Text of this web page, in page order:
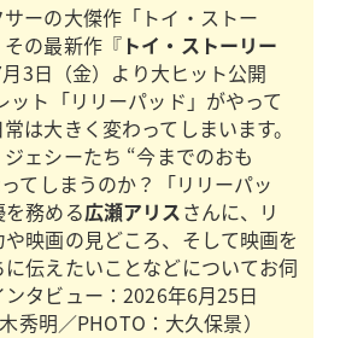
ーの大傑作「トイ・ストー
の最新作『 トイ・ストーリー
3日（金）より大ヒット公開
ット「リリーパッド」がやって
は大きく変わってしまいます。
ェシーたち “今までのおも
てしまうのか？「リリーパッ
務める広瀬アリス さんに、リ
映画の見どころ、そして映画を
伝えたいことなどについてお伺
タビュー：2026年6月25日
秀明／PHOTO：大久保景）